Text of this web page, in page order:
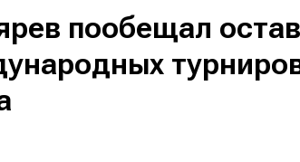
пообещал